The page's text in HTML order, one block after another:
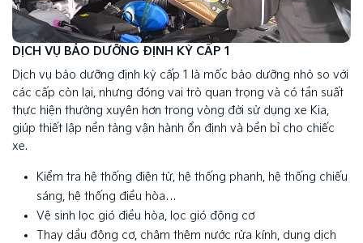
DỊCH VỤ BẢO DƯỠNG ĐỊNH KỲ CẤP 1
Dịch vụ bảo dưỡng định kỳ cấp 1 là mốc bảo dưỡng nhỏ so với
các cấp còn lại, nhưng đóng vai trò quan trọng và có tần suất
thực hiện thường xuyên hơn trong vòng đời sử dụng xe Kia,
giúp thiết lập nền tảng vận hành ổn định và bền bỉ cho chiếc
xe.
Kiểm tra hệ thống điện tử, hệ thống phanh, hệ thống chiếu
sáng, hệ thống điều hòa…
Vệ sinh lọc gió điều hòa, lọc gió động cơ
Thay dầu động cơ, châm thêm nước rửa kính, dung dịch